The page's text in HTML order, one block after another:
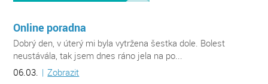
Online poradna
Dobrý den, v úterý mi byla vytržena šestka dole. Bolest
neustávála, tak jsem dnes ráno jela na po...
06.03. | Zobrazit